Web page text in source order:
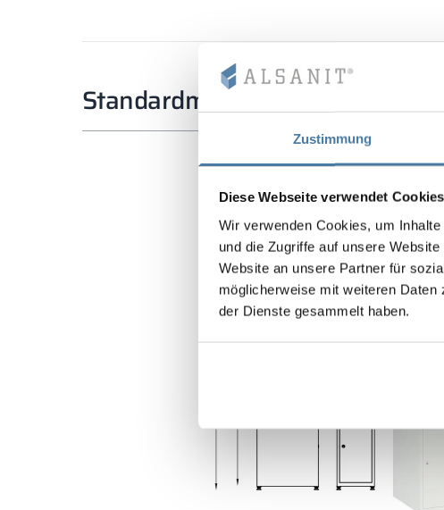
Zustimmung
Diese Webseite verwendet Cookies
Wir verwenden Cookies, um
und die Zugriffe auf unsere
Website an unsere Partner für
möglicherweise mit weiteren
der Dienste gesammelt haben.
Standardmått